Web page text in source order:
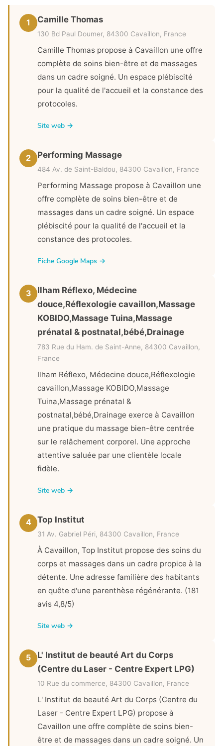
1 Camille Thomas
130 Bd Paul Doumer, 84300 Cavaillon, France
Camille Thomas propose à Cavaillon une offre
complète de soins bien-être et de massages
dans un cadre soigné. Un espace plébiscité
pour la qualité de l'accueil et la constance des
protocoles.
Site web →
2 Performing Massage
484 Av. de Saint-Baldou, 84300 Cavaillon, France
Performing Massage propose à Cavaillon une
offre complète de soins bien-être et de
massages dans un cadre soigné. Un espace
plébiscité pour la qualité de l'accueil et la
constance des protocoles.
Fiche Google Maps →
3
Ilham Réflexo, Médecine
douce,Réflexologie cavaillon,Massage
KOBIDO,Massage Tuina,Massage
prénatal & postnatal,bébé,Drainage
783 Rue du Ham. de Saint-Anne, 84300 Cavaillon,
France
Ilham Réflexo, Médecine douce,Réflexologie
cavaillon,Massage KOBIDO,Massage
Tuina,Massage prénatal &
postnatal,bébé,Drainage exerce à Cavaillon
une pratique du massage bien-être centrée
sur le relâchement corporel. Une approche
attentive saluée par une clientèle locale
fidèle.
Site web →
4 Top Institut
31 Av. Gabriel Péri, 84300 Cavaillon, France
À Cavaillon, Top Institut propose des soins du
corps et massages dans un cadre propice à la
détente. Une adresse familière des habitants
en quête d'une parenthèse régénérante. (181
avis 4,8/5)
Site web →
5
L' Institut de beauté Art du Corps
(Centre du Laser - Centre Expert LPG)
10 Rue du commerce, 84300 Cavaillon, France
L' Institut de beauté Art du Corps (Centre du
Laser - Centre Expert LPG) propose à
Cavaillon une offre complète de soins bien-
être et de massages dans un cadre soigné. Un